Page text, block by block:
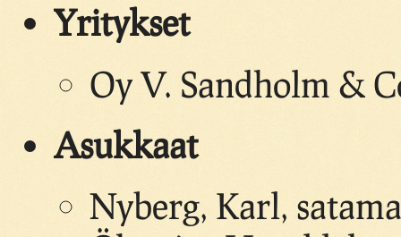
Yritykset
Oy V. Sandholm &
Asukkaat
Nyberg, Karl,